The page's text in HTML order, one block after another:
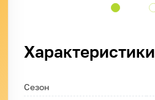
Характеристики
Сезон